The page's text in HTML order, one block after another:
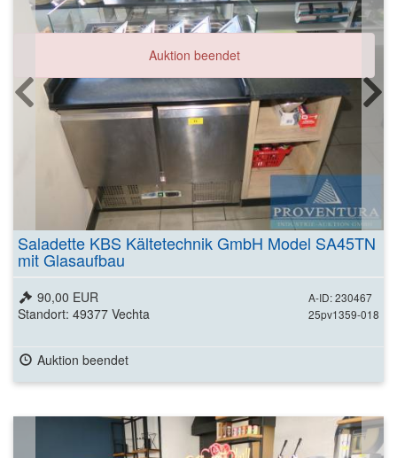
Auktion beendet
Saladette KBS Kältetechnik GmbH Model SA45TN
mit Glasaufbau
A-ID: 230467
25pv1359-018
90,00 EUR
Standort: 49377 Vechta
Auktion beendet